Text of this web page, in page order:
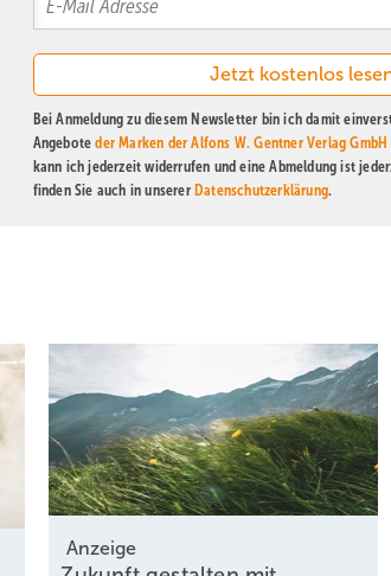
Bei Anmeldung zu diesem Newsletter bin ich damit
Angeboteder Marken der Alfons W. Gentner Verlag GmbH
kann ich jederzeit widerrufen und eine Abmeldung ist
finden Sie auch in unserer Datenschutzerklärung.
Anzeige